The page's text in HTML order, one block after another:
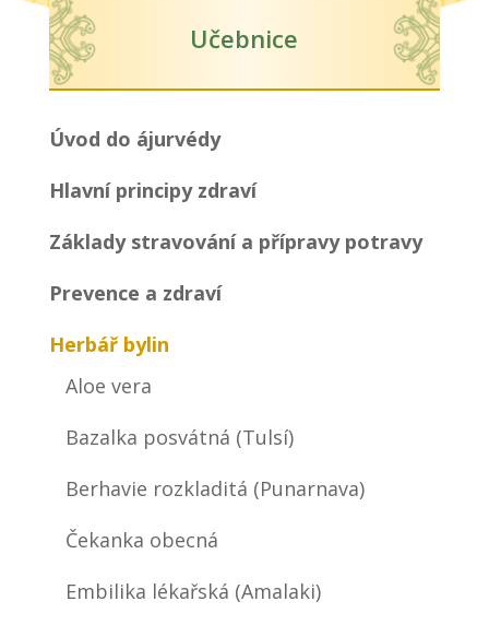
Učebnice
Úvod do ájurvédy
Hlavní principy zdraví
Základy stravování a přípravy potravy
Prevence a zdraví
Herbář bylin
Aloe vera
Bazalka posvátná (Tulsí)
Berhavie rozkladitá (Punarnava)
Čekanka obecná
Embilika lékařská (Amalaki)